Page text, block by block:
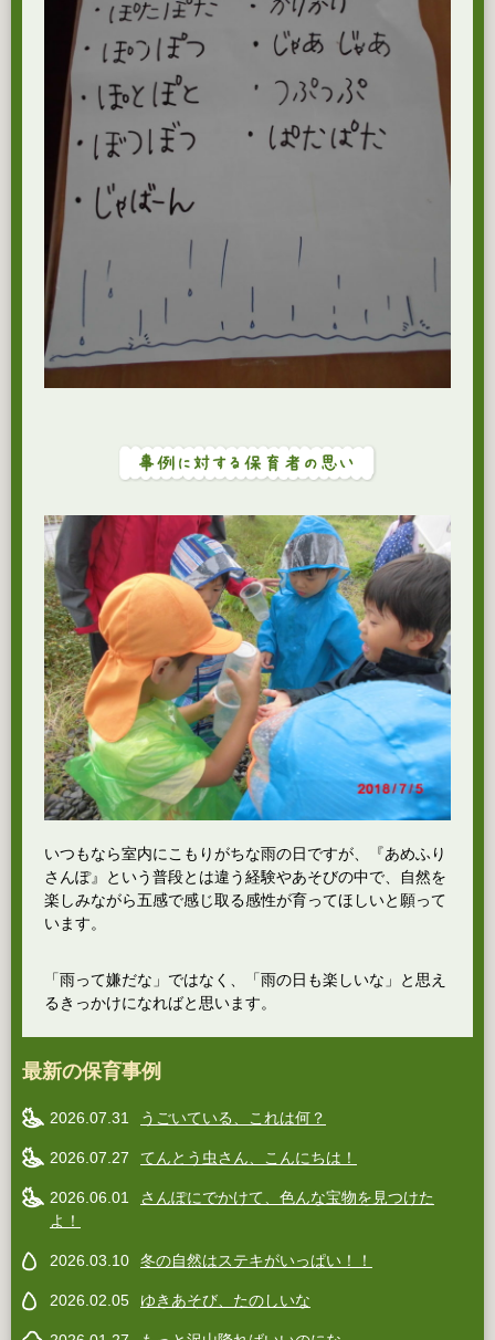
いつもなら室内にこもりがちな雨の日ですが、『あめふり
さんぽ』という普段とは違う経験やあそびの中で、自然を
楽しみながら五感で感じ取る感性が育ってほしいと願って
います。
「雨って嫌だな」ではなく、「雨の日も楽しいな」と思え
るきっかけになればと思います。
最新の保育事例
2026.07.31 うごいている、これは何？
2026.07.27 てんとう虫さん、こんにちは！
2026.06.01
さんぽにでかけて、色んな宝物を見つけた
よ！
2026.03.10 冬の自然はステキがいっぱい！！
2026.02.05 ゆきあそび、たのしいな